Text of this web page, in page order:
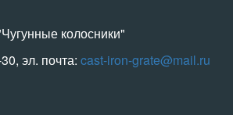
колосники"
эл. почта: cast-iron-grate@mail.ru